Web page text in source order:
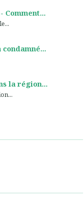
Comment...
condamné...
la région...